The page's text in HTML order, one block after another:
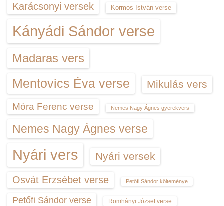
Karácsonyi versek Kormos István verse
Kányádi Sándor verse
Madaras vers
Mentovics Éva verse Mikulás vers
Móra Ferenc verse Nemes Nagy Ágnes gyerekvers
Nemes Nagy Ágnes verse
Nyári vers Nyári versek
Osvát Erzsébet verse Petőfi Sándor költeménye
Petőfi Sándor verse Romhányi József verse